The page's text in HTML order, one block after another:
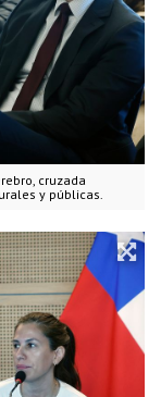
cruzada
y públicas.